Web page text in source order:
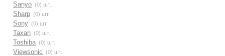
Sanyo (0) шт.
Sharp (0) шт.
Sony (0) шт.
Taxan (0) шт.
Toshiba (0) шт.
Viewsonic (0) шт.